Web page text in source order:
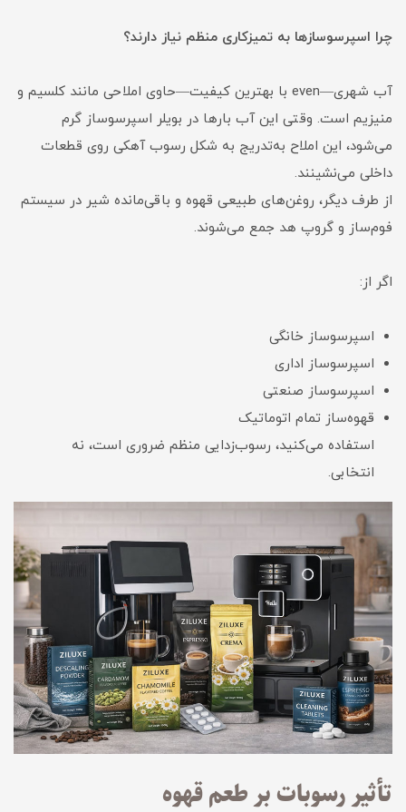
چرا اسپرسوسازها به تمیزکاری منظم نیاز دارند؟
آب شهری—even با بهترین کیفیت—حاوی املاحی مانند کلسیم و
منیزیم است. وقتی این آب بارها در بویلر اسپرسوساز گرم
می‌شود، این املاح به‌تدریج به شکل رسوب آهکی روی قطعات
داخلی می‌نشینند.
از طرف دیگر، روغن‌های طبیعی قهوه و باقی‌مانده شیر در سیستم
فوم‌ساز و گروپ هد جمع می‌شوند.
اگر از:
اسپرسوساز خانگی
اسپرسوساز اداری
اسپرسوساز صنعتی
قهوه‌ساز تمام اتوماتیک
استفاده می‌کنید، رسوب‌زدایی منظم ضروری است، نه
انتخابی.
تأثیر رسوبات بر طعم قهوه